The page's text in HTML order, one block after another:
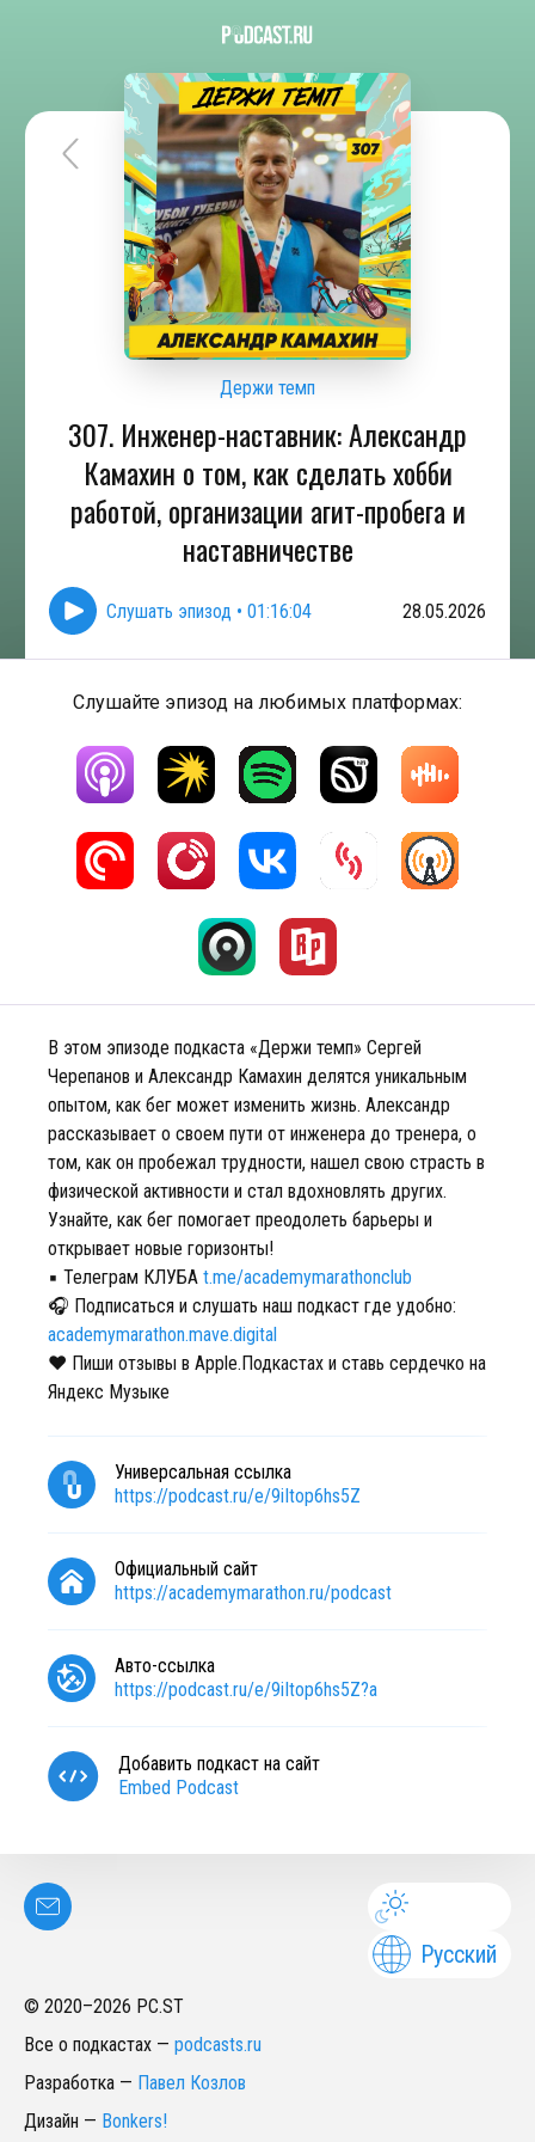
Держи темп
307. Инженер-наставник: Александр
Камахин о том, как сделать хобби
работой, организации агит-пробега и
наставничестве
Слушать эпизод • 01:16:04 28.05.2026
Слушайте эпизод на любимых платформах:
В этом эпизоде подкаста «Держи темп» Сергей
Черепанов и Александр Камахин делятся уникальным
опытом, как бег может изменить жизнь. Александр
рассказывает о своем пути от инженера до тренера, о
том, как он пробежал трудности, нашел свою страсть в
физической активности и стал вдохновлять других.
Узнайте, как бег помогает преодолеть барьеры и
открывает новые горизонты!
▪️ Телеграм КЛУБА t.me/academymarathonclub
🎧 Подписаться и слушать наш подкаст где удобно:
academymarathon.mave.digital
❤️ Пиши отзывы в Apple.Подкастах и ставь сердечко на
Яндекс Музыке
Универсальная ссылка
https://podcast.ru/e/9iItop6hs5Z
Официальный сайт
https://academymarathon.ru/podcast
Авто-ссылка
https://podcast.ru/e/9iItop6hs5Z?a
Добавить подкаст на сайт
Embed Podcast
Русский
© 2020–2026 PC.ST
Все о подкастах — podcasts.ru
Разработка — Павел Козлов
Дизайн — Bonkers!